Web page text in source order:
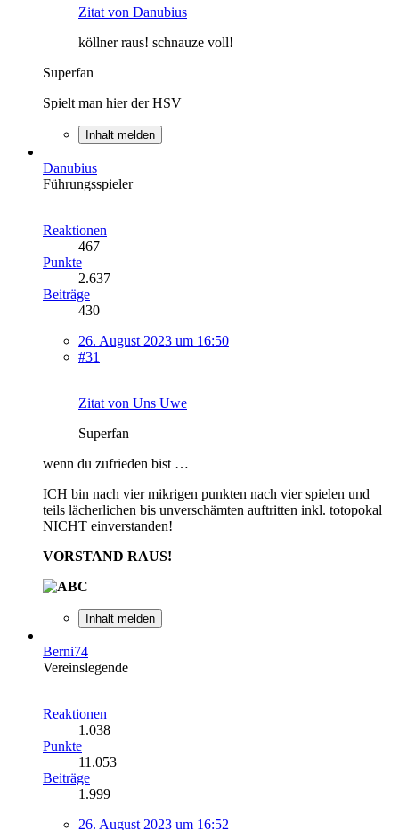
Zitat von Danubius
köllner raus! schnauze voll!
Superfan
Spielt man hier der HSV
Inhalt melden
Danubius
Führungsspieler
Reaktionen
467
Punkte
2.637
Beiträge
430
26. August 2023 um 16:50
#31
Zitat von Uns Uwe
Superfan
wenn du zufrieden bist …
ICH bin nach vier mikrigen punkten nach vier spielen und
teils lächerlichen bis unverschämten auftritten inkl. totopokal
NICHT einverstanden!
VORSTAND RAUS!
Inhalt melden
Berni74
Vereinslegende
Reaktionen
1.038
Punkte
11.053
Beiträge
1.999
26. August 2023 um 16:52